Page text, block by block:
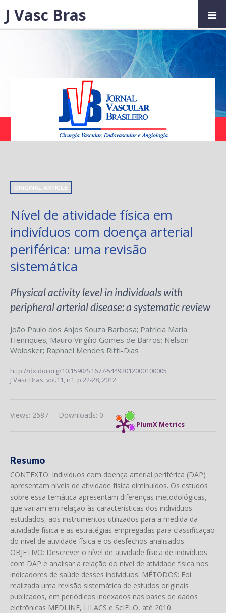
ORIGINAL ARTICLE
Nível de atividade física em
indivíduos com doença arterial
periférica: uma revisão
sistemática
Physical activity level in individuals with
peripheral arterial disease: a systematic review
João Paulo dos Anjos Souza Barbosa; Patrícia Maria
Henriques; Mauro Virgílio Gomes de Barros; Nelson
Wolosker; Raphael Mendes Ritti-Dias
http://dx.doi.org/10.1590/S1677-54492012000100005
J Vasc Bras,vol.11, n1, p.22-28, 2012
PlumX Metrics
Downloads: 0
Views: 2687
Resumo
CONTEXTO: Indivíduos com doença arterial periférica (DAP)
apresentam níveis de atividade física diminuídos. Os estudos
sobre essa temática apresentam diferenças metodológicas,
que variam em relação às características dos indivíduos
estudados, aos instrumentos utilizados para a medida da
atividade física e as estratégias empregadas para classificação
do nível de atividade física e os desfechos analisados.
OBJETIVO: Descrever o nível de atividade física de indivíduos
com DAP e analisar a relação do nível de atividade física nos
indicadores de saúde desses indivíduos. MÉTODOS: Foi
realizada uma revisão sistemática de estudos originais
publicados, em periódicos indexados nas bases de dados
eletrônicas MEDLINE, LILACS e ScIELO, até 2010.
J Vasc Bras